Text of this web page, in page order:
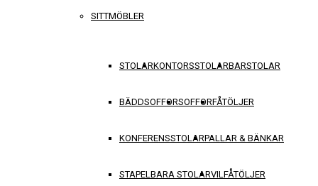
SITTMÖBLER
STOLARKONTORSSTOLARBARSTOLAR
BÄDDSOFFORSOFFORFÅTÖLJER
KONFERENSSTOLARPALLAR & BÄNKAR
STAPELBARA STOLARVILFÅTÖLJER